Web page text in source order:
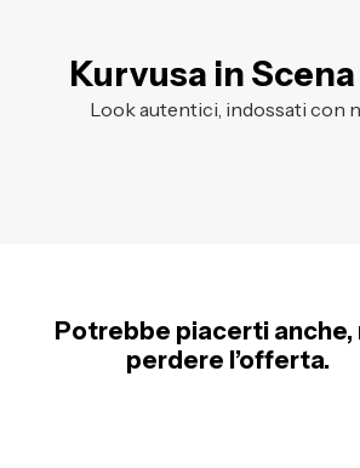
Kurvusa in Scena
Look autentici, indossati con
Potrebbe piacerti anche,
perdere l’offerta.